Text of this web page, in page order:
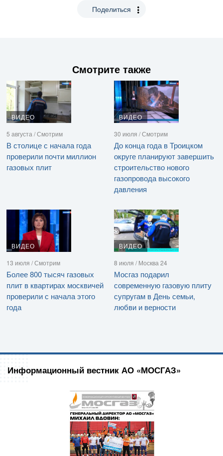
Поделиться
Смотрите также
ВИДЕО
5 августа / Смотрим
В столице с начала года
проверили почти миллион
газовых плит
ВИДЕО
30 июля / Смотрим
До конца года в Троицком
округе планируют завершить
строительство нового
газопровода высокого
давления
ВИДЕО
13 июля / Смотрим
Более 800 тысяч газовых
плит в квартирах москвичей
проверили с начала этого
года
ВИДЕО
8 июля / Москва 24
Мосгаз подарил
современную газовую плиту
супругам в День семьи,
любви и верности
Информационный вестник АО «МОСГАЗ»